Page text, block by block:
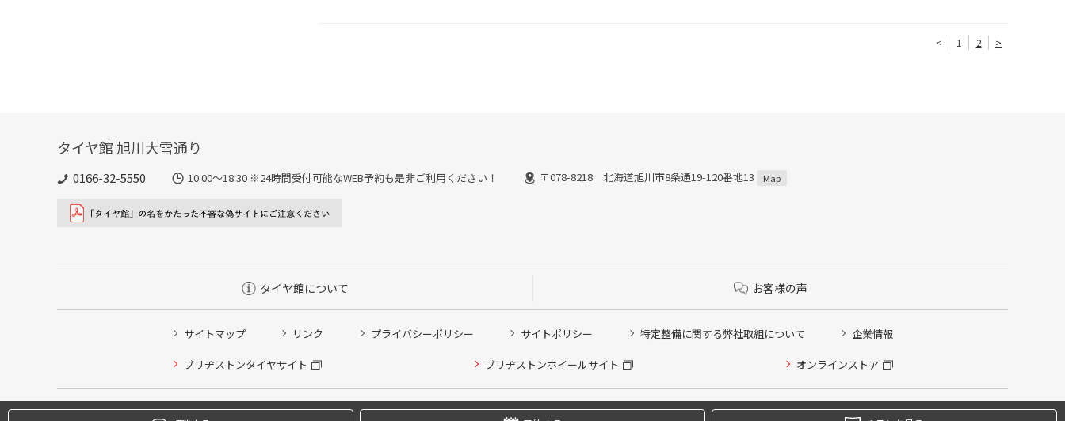
< 1 2 >
タイヤ館 旭川大雪通り
0166-32-5550 10:00～18:30 ※24時間受付可能なWEB予約も是非ご利用ください！ 〒078-8218 北海道旭川市8条通19-120番地13 Map
タイヤ館について お客様の声
サイトマップ リンク プライバシーポリシー サイトポリシー 特定整備に関する弊社取組について 企業情報
ブリヂストンタイヤサイト ブリヂストンホイールサイト オンラインストア
Copyright © 2024 Bridgestone Retail Co.,Ltd. All rights Reserved.
タイヤ点検・安全点検/タイヤ履き替え/オイル交換/その他ピット作業の予約
クローク契約会員専用タイヤ履き替え※タイヤ履き替えを希望のクローク契約会員の方はこちらを選択ください
本日のタイヤ履き替え順番待ち予約 ※クローク契約会員の方はご利用いただけません